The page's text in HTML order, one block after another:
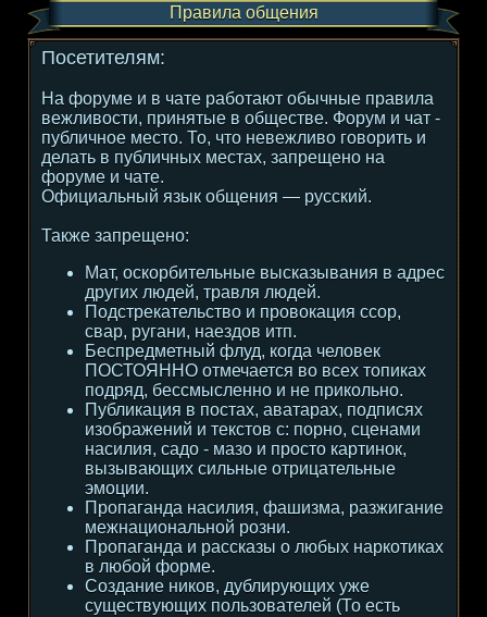
Правила общения
Посетителям:
На форуме и в чате работают обычные правила
вежливости, принятые в обществе. Форум и чат -
публичное место. То, что невежливо говорить и
делать в публичных местах, запрещено на
форуме и чате.
Официальный язык общения — русский.
Также запрещено:
Мат, оскорбительные высказывания в адрес
других людей, травля людей.
Подстрекательство и провокация ссор,
свар, ругани, наездов итп.
Беспредметный флуд, когда человек
ПОСТОЯННО отмечается во всех топиках
подряд, бессмысленно и не прикольно.
Публикация в постах, аватарах, подписях
изображений и текстов с: порно, сценами
насилия, садо - мазо и просто картинок,
вызывающих сильные отрицательные
эмоции.
Пропаганда насилия, фашизма, разжигание
межнациональной розни.
Пропаганда и рассказы о любых наркотиках
в любой форме.
Создание ников, дублирующих уже
существующих пользователей (То есть